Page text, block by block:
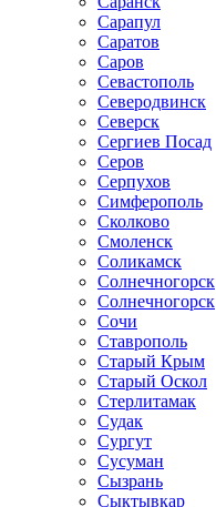
Сарапул
Саратов
Саров
Севастополь
Северодвинск
Северск
Сергиев Посад
Серов
Серпухов
Симферополь
Сколково
Смоленск
Соликамск
Солнечногорск
Солнечногорск
Сочи
Ставрополь
Старый Крым
Старый Оскол
Стерлитамак
Судак
Сургут
Сусуман
Сызрань
Сыктывкар